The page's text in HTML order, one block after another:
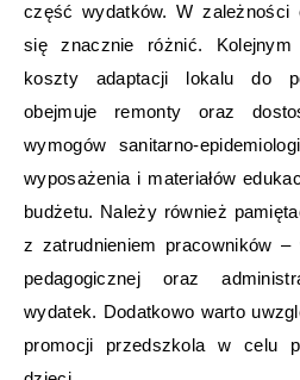
część wydatków. W
się znacznie różnić.
koszty adaptacji lokalu do
obejmuje remonty oraz
wymogów sanitarno-
wyposażenia i materiałów
budżetu. Należy również
z zatrudnieniem pracowników
pedagogicznej oraz
wydatek. Dodatkowo warto
promocji przedszkola w celu